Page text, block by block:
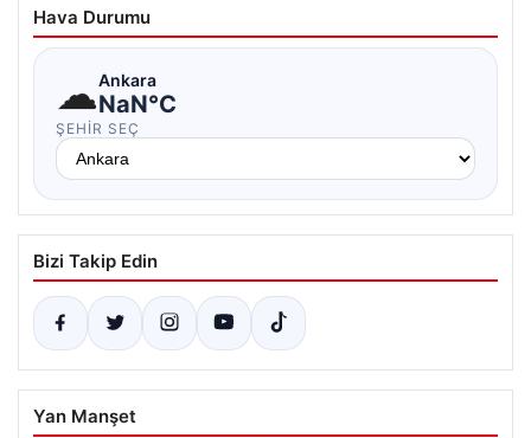
Hava Durumu
☁Ankara
NaN°C
ŞEHIR SEÇ
Bizi Takip Edin
Yan Manşet